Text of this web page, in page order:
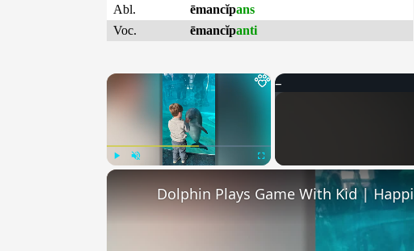
Abl.
ēmancĭpans
Voc.
ēmancĭpanti
×
Dolphin Plays Game With Kid |